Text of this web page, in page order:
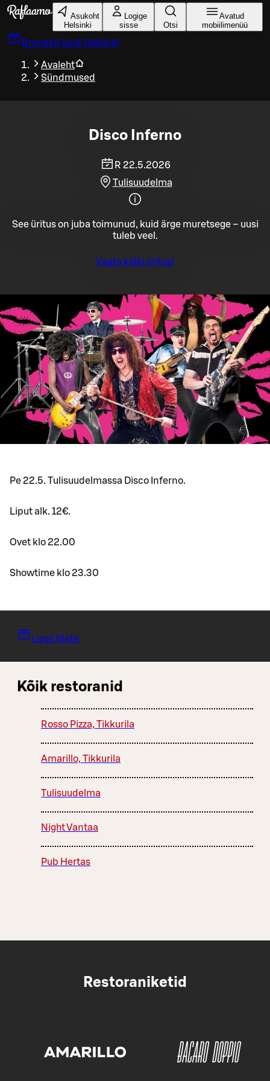
Liigu peamise sisu juurde
Asukoht
Helsinki
Logige
sisse
Otsi
Avatud
mobiilimenüü
Broneeri laud Helsinki
Avaleht
Sündmused
Disco Inferno
R 22.5.2026
Tulisuudelma
See üritus on juba toimunud, kuid ärge muretsege – uusi
tuleb veel.
Vaata kõiki üritusi
Pe 22.5. Tulisuudelmassa Disco Inferno.
Liput alk. 12€.
Ovet klo 22.00
Showtime klo 23.30
Liput tästä
Kõik restoranid
Rosso Pizza, Tikkurila
Amarillo, Tikkurila
Tulisuudelma
Night Vantaa
Pub Hertas
Restoraniketid